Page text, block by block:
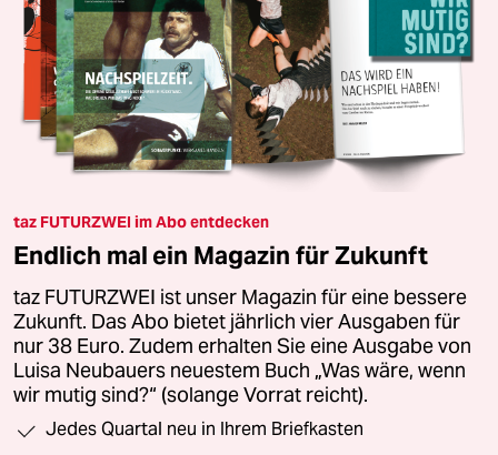
taz FUTURZWEI im Abo entdecken
Endlich mal ein Magazin für Zukunft
taz FUTURZWEI ist unser Magazin für eine bessere
Zukunft. Das Abo bietet jährlich vier Ausgaben für
nur 38 Euro. Zudem erhalten Sie eine Ausgabe von
Luisa Neubauers neuestem Buch „Was wäre, wenn
wir mutig sind?“ (solange Vorrat reicht).
Jedes Quartal neu in Ihrem Briefkasten